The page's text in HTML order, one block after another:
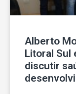
Alberto
Litoral Sul
discutir